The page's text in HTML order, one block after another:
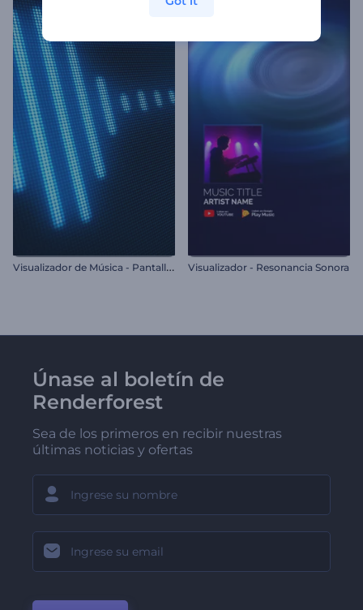
V
isualizador de Música - Pantalla LCD Visualizador - Resonancia Sonora
Únase al boletín de
Renderforest
Sea de los primeros en recibir nuestras
últimas noticias y ofertas